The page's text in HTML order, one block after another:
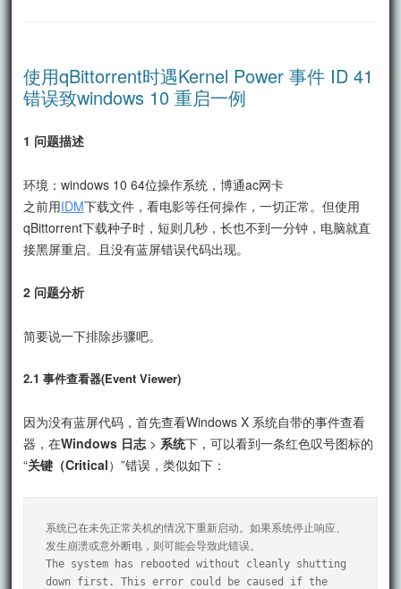
使用qBittorrent时遇Kernel Power 事件 ID 41
错误致windows 10 重启一例
1 问题描述
环境：windows 10 64位操作系统，博通ac网卡
之前用IDM下载文件，看电影等任何操作，一切正常。但使用
qBittorrent下载种子时，短则几秒，长也不到一分钟，电脑就直
接黑屏重启。且没有蓝屏错误代码出现。
2 问题分析
简要说一下排除步骤吧。
2.1 事件查看器(Event Viewer)
因为没有蓝屏代码，首先查看Windows X 系统自带的事件查看
器，在Windows 日志 > 系统下，可以看到一条红色叹号图标的
“关键（Critical）”错误，类似如下：
系统已在未先正常关机的情况下重新启动。如果系统停止响应、
发生崩溃或意外断电，则可能会导致此错误。
The system has rebooted without cleanly shutting
down first. This error could be caused if the